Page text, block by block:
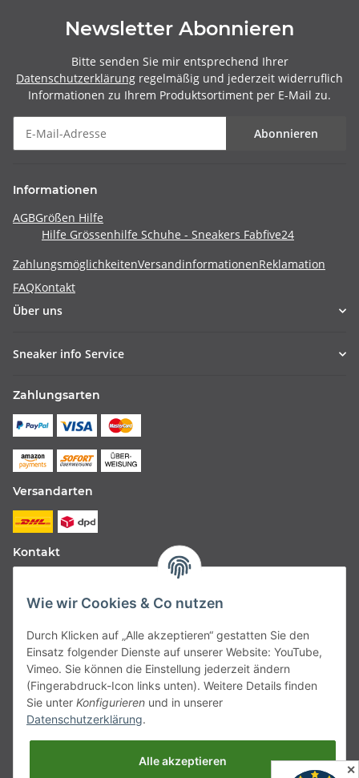
Newsletter Abonnieren
Bitte senden Sie mir entsprechend Ihrer
Datenschutzerklärung regelmäßig und jederzeit widerruflich
Informationen zu Ihrem Produktsortiment per E-Mail zu.
Abonnieren
Informationen
AGBGrößen Hilfe
Hilfe Grössenhilfe Schuhe - Sneakers Fabfive24
ZahlungsmöglichkeitenVersandinformationenReklamation
FAQKontakt
Über uns
Sneaker info Service
Zahlungsarten
Versandarten
Kontakt
Langstr. 51-53
63450 Hanau
Deutschland
Telefon:06181257350
E-Mail: shop@fabfive24.com
Vertrag widerrufen
Wie wir Cookies & Co nutzen
Durch Klicken auf „Alle akzeptieren“ gestatten Sie den
Einsatz folgender Dienste auf unserer Website: YouTube,
Vimeo. Sie können die Einstellung jederzeit ändern
(Fingerabdruck-Icon links unten). Weitere Details finden
Sie unter Konfigurieren und in unserer
Datenschutzerklärung.
Alle akzeptieren
✕